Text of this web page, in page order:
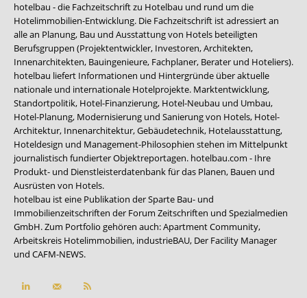
hotelbau - die Fachzeitschrift zu Hotelbau und rund um die
Hotelimmobilien-Entwicklung. Die Fachzeitschrift ist adressiert an
alle an Planung, Bau und Ausstattung von Hotels beteiligten
Berufsgruppen (Projektentwickler, Investoren, Architekten,
Innenarchitekten, Bauingenieure, Fachplaner, Berater und Hoteliers).
hotelbau liefert Informationen und Hintergründe über aktuelle
nationale und internationale Hotelprojekte. Marktentwicklung,
Standortpolitik, Hotel-Finanzierung, Hotel-Neubau und Umbau,
Hotel-Planung, Modernisierung und Sanierung von Hotels, Hotel-
Architektur, Innenarchitektur, Gebäudetechnik, Hotelausstattung,
Hoteldesign und Management-Philosophien stehen im Mittelpunkt
journalistisch fundierter Objektreportagen. hotelbau.com - Ihre
Produkt- und Dienstleisterdatenbank für das Planen, Bauen und
Ausrüsten von Hotels.
hotelbau ist eine Publikation der Sparte Bau- und
Immobilienzeitschriften der Forum Zeitschriften und Spezialmedien
GmbH. Zum Portfolio gehören auch:Apartment Community,
Arbeitskreis Hotelimmobilien, industrieBAU, Der Facility Manager
und CAFM-NEWS.